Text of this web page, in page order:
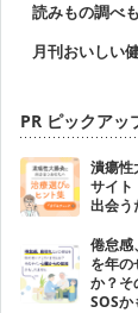
読みもの調べ
月刊おいしい
PR ピックアッ
潰瘍性
サイ
出会う
倦怠感
を年
か？そ
SOS